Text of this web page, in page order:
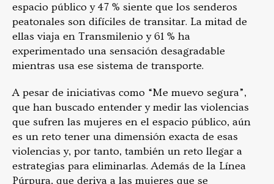
espacio público y 47 % siente que los senderos
peatonales son difíciles de transitar. La mitad de
ellas viaja en Transmilenio y 61 % ha
experimentado una sensación desagradable
mientras usa ese sistema de transporte.
A pesar de iniciativas como “Me muevo segura”,
que han buscado entender y medir las violencias
que sufren las mujeres en el espacio público, aún
es un reto tener una dimensión exacta de esas
violencias y, por tanto, también un reto llegar a
estrategias para eliminarlas. Además de la Línea
Púrpura, que deriva a las mujeres que se